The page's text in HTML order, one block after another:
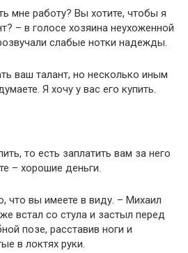
мне работу? Вы хотите, чтобы я
– в голосе хозяина неухоженной
слабые нотки надежды.
ваш талант, но несколько иным
Я хочу у вас его купить.
то есть заплатить вам за него
– хорошие деньги.
что вы имеете в виду. – Михаил
встал со стула и застыл перед
позе, расставив ноги и
в локтях руки.